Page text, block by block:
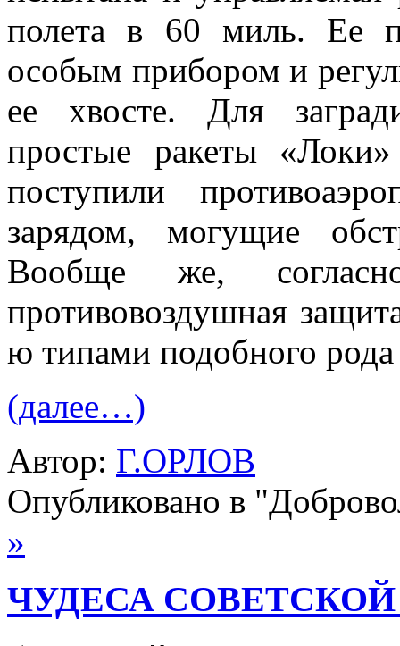
полета в 60 миль. Ее
особым прибором и
ее хвосте. Для
простые ракеты
поступили
зарядом, могущие
Вообще же,
противовоздушная
ю типами подобного рода
(далее…)
Автор: Г.ОРЛОВ
Опубликовано в
»
ЧУДЕСА СОВЕТСКОЙ